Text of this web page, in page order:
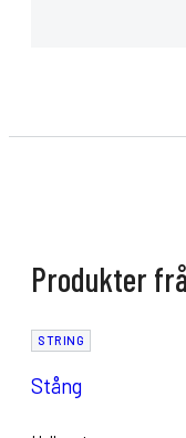
Produkter
STRING
Stång